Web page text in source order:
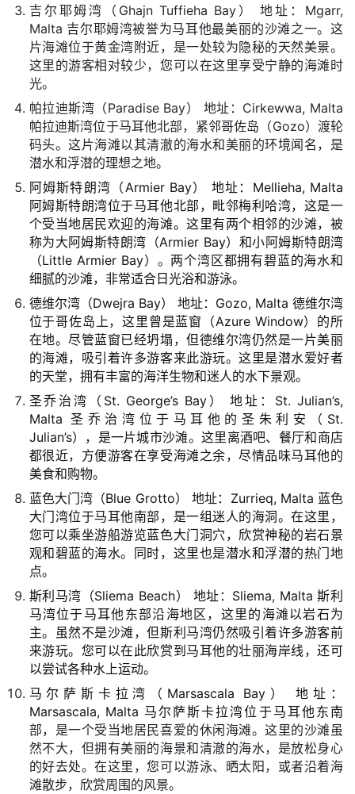
吉尔耶姆湾（Ghajn Tuffieha Bay） 地址：Mgarr,
Malta 吉尔耶姆湾被誉为马耳他最美丽的沙滩之一。这
片海滩位于黄金湾附近，是一处较为隐秘的天然美景。
这里的游客相对较少，您可以在这里享受宁静的海滩时
光。
帕拉迪斯湾（Paradise Bay） 地址：Cirkewwa, Malta
帕拉迪斯湾位于马耳他北部，紧邻哥佐岛（Gozo）渡轮
码头。这片海滩以其清澈的海水和美丽的环境闻名，是
潜水和浮潜的理想之地。
阿姆斯特朗湾（Armier Bay） 地址：Mellieha, Malta
阿姆斯特朗湾位于马耳他北部，毗邻梅利哈湾，这是一
个受当地居民欢迎的海滩。这里有两个相邻的沙滩，被
称为大阿姆斯特朗湾（Armier Bay）和小阿姆斯特朗湾
（Little Armier Bay）。两个湾区都拥有碧蓝的海水和
细腻的沙滩，非常适合日光浴和游泳。
德维尔湾（Dwejra Bay） 地址：Gozo, Malta 德维尔湾
位于哥佐岛上，这里曾是蓝窗（Azure Window）的所
在地。尽管蓝窗已经坍塌，但德维尔湾仍然是一片美丽
的海滩，吸引着许多游客来此游玩。这里是潜水爱好者
的天堂，拥有丰富的海洋生物和迷人的水下景观。
圣乔治湾（St. George’s Bay） 地址：St. Julian’s,
Malta 圣乔治湾位于马耳他的圣朱利安（St.
Julian’s），是一片城市沙滩。这里离酒吧、餐厅和商店
都很近，方便游客在享受海滩之余，尽情品味马耳他的
美食和购物。
蓝色大门湾（Blue Grotto） 地址：Zurrieq, Malta 蓝色
大门湾位于马耳他南部，是一组迷人的海洞。在这里，
您可以乘坐游船游览蓝色大门洞穴，欣赏神秘的岩石景
观和碧蓝的海水。同时，这里也是潜水和浮潜的热门地
点。
斯利马湾（Sliema Beach） 地址：Sliema, Malta 斯利
马湾位于马耳他东部沿海地区，这里的海滩以岩石为
主。虽然不是沙滩，但斯利马湾仍然吸引着许多游客前
来游玩。您可以在此欣赏到马耳他的壮丽海岸线，还可
以尝试各种水上运动。
马尔萨斯卡拉湾（Marsascala Bay） 地址：
Marsascala, Malta 马尔萨斯卡拉湾位于马耳他东南
部，是一个受当地居民喜爱的休闲海滩。这里的沙滩虽
然不大，但拥有美丽的海景和清澈的海水，是放松身心
的好去处。在这里，您可以游泳、晒太阳，或者沿着海
滩散步，欣赏周围的风景。